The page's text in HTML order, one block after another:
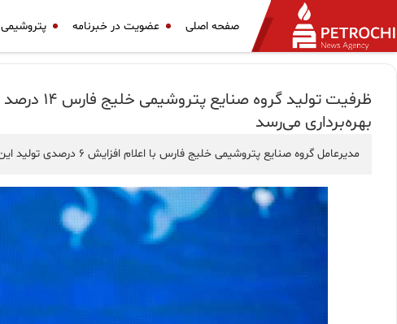
صفحه اصلی عضویت در خبرنامه پتروشیمی
بهره‌برداری می‌رسد
مدیرعامل گروه صنایع پتروشیمی خلیج فارس با اعلام افزایش ۶ درصدی تولید این گروه در سال ۱۴۰۲، از هدف‌گذاری افزایش ظرفیت تولید ۱۴ درصدی در سال ۱۴۰۳ خبر داد.